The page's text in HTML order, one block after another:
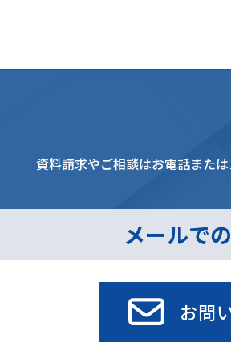
資料請求やご相談はお電話また
メールで
お問